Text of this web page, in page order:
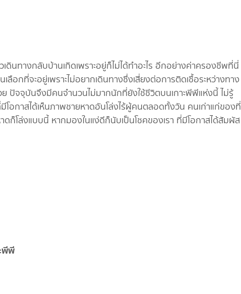
นทางกลับบ้านเกิดเพราะอยู่ก็ไม่ได้ทำอะไร อีกอย่างค่าครองชีพที่นี่
ลือกที่จะอยู่เพราะไม่อยากเดินทางซึ่งเสี่ยงต่อการติดเชื้อระหว่างทาง
ปัจจุบันจึงมีคนจำนวนไม่มากนักที่ยังใช้ชีวิตบนเกาะพีพีแห่งนี้ ไม่รู้
โอกาสได้เห็นภาพชายหาดอันโล่งไร้ผู้คนตลอดทั้งวัน คนเก่าแก่ของที่
โล่งแบบนี้ หากมองในแง่ดีก็นับเป็นโชคของเรา ที่มีโอกาสได้สัมผัส
พีพี